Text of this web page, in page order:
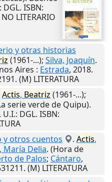
: DGL. ISBN:
LITERARIO
y otras historias
(1961-...); Silva, Joaquín.
Aires : Estrada, 2018.
(M) LITERATURA
Actis, Beatriz (1961-...);
serie verde de Quipu).
. U.I.: DGL. ISBN:
y otros cuentos
. Actis,
María Delia. (Hora de
de Palos; Cántaro,
(M) LITERATURA